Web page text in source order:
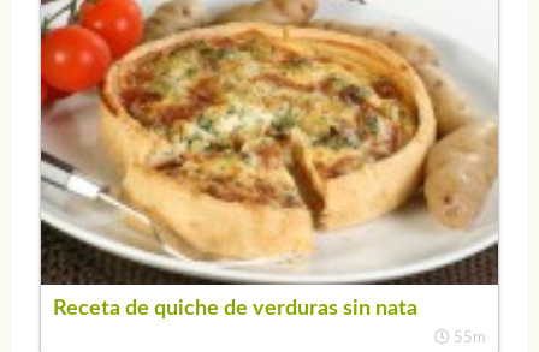
Receta de quiche de verduras sin nata
55m